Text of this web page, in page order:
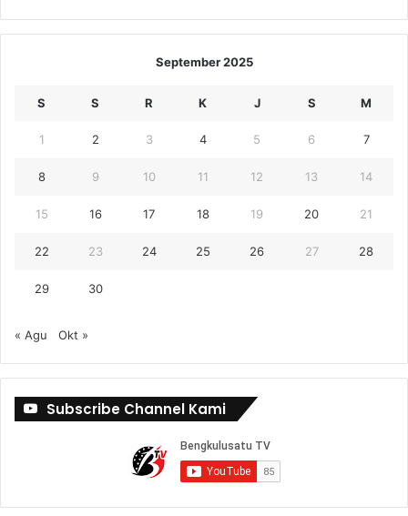
September 2025
S S R K J S M
1 2 3 4 5 6 7
8 9 10 11 12 13 14
15 16 17 18 19 20 21
22 23 24 25 26 27 28
29 30
« Agu Okt »
Subscribe Channel Kami